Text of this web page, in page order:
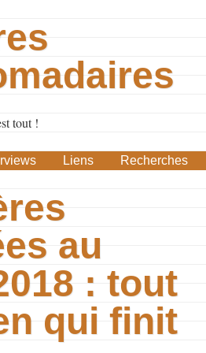
tout !
Liens Recherches
au
: tout
qui finit